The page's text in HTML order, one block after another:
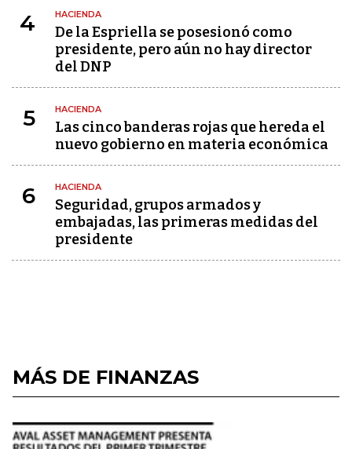
4 HACIENDA
De la Espriella se posesionó como
presidente, pero aún no hay director
del DNP
5 HACIENDA
Las cinco banderas rojas que hereda el
nuevo gobierno en materia económica
6 HACIENDA
Seguridad, grupos armados y
embajadas, las primeras medidas del
presidente
MÁS DE FINANZAS